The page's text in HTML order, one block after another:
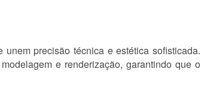
precisão técnica e estética sofisticada.
e renderização, garantindo que o